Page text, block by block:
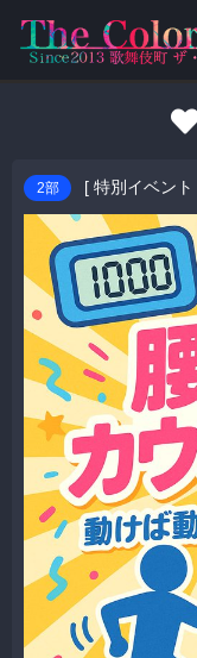
2部 [ 特別イベント